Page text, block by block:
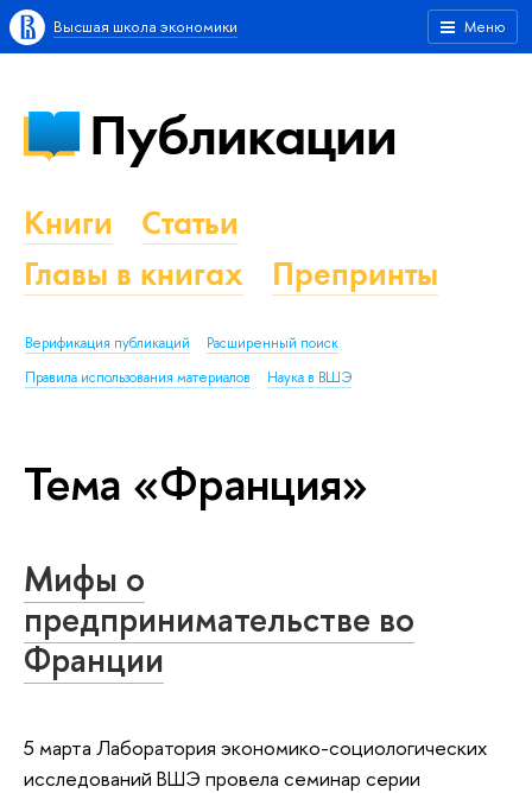
Меню
Высшая школа экономики
Публикации
Книги
Статьи
Главы в книгах
Препринты
Верификация публикаций
Расширенный поиск
Правила использования материалов
Наука в ВШЭ
Тема «Франция»
Мифы о
предпринимательстве во
Франции
5 марта Лаборатория экономико-социологических
исследований ВШЭ провела семинар серии